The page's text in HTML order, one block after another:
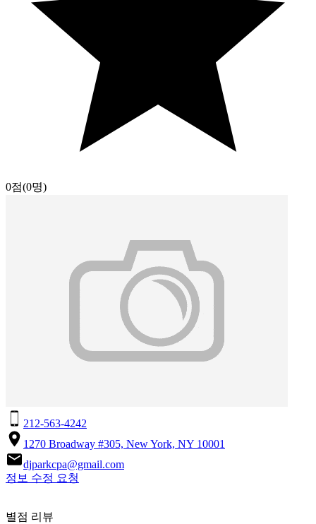
0점(0명)
212-563-4242
1270 Broadway #305, New York, NY 10001
djparkcpa@gmail.com
정보 수정 요청
별점 리뷰